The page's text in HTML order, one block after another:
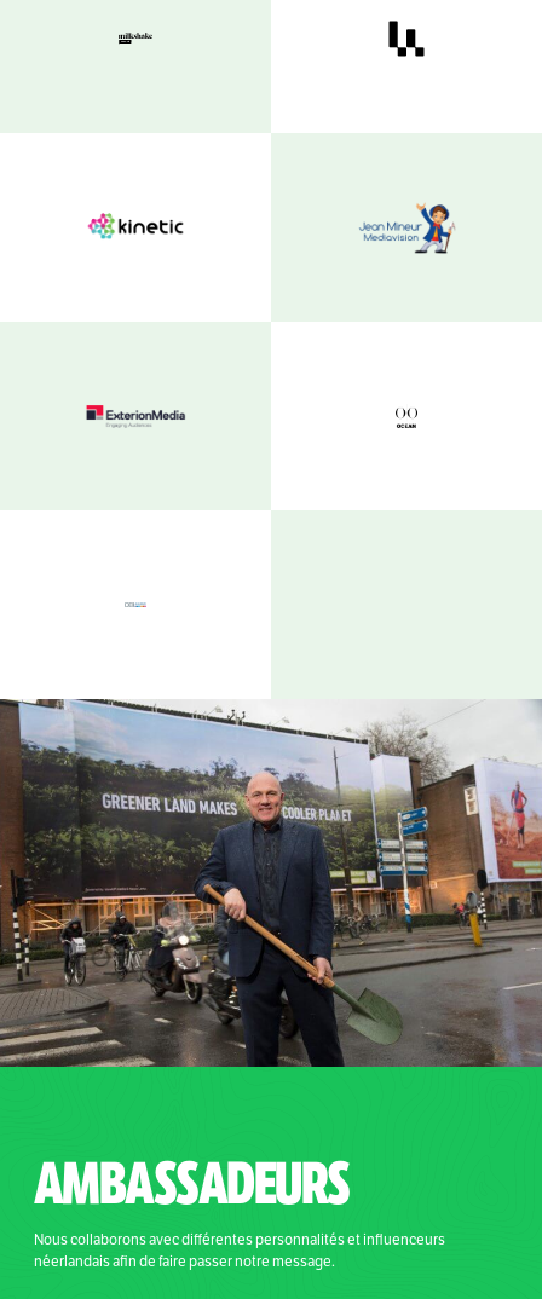
AMBASSADEURS
Nous collaborons avec différentes personnalités et influenceurs
néerlandais afin de faire passer notre message.